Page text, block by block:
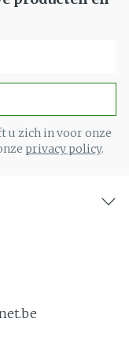
u zich in voor onze
privacy policy.